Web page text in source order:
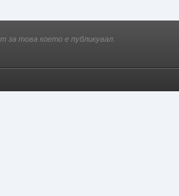
за това което е публикувал.